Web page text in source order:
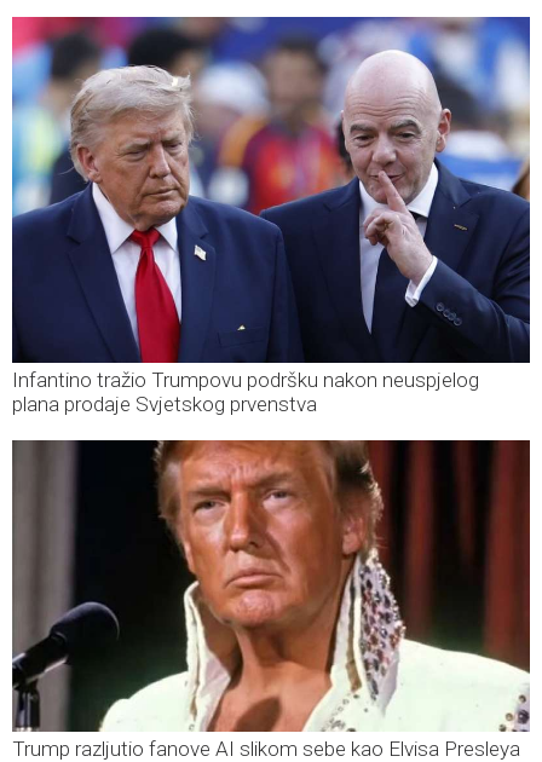
Infantino tražio Trumpovu podršku nakon neuspjelog
plana prodaje Svjetskog prvenstva
Trump razljutio fanove AI slikom sebe kao Elvisa Presleya